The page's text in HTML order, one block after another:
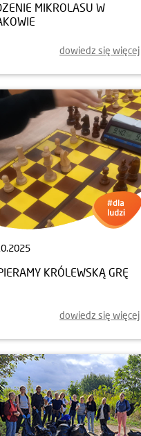
MIKROLASU W
dowiedz się więcej
KRÓLEWSKĄ GRĘ
dowiedz się więcej